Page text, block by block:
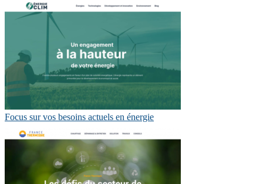
Focus sur vos besoins actuels en énergie